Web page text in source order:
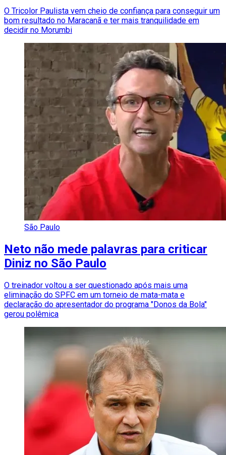
O Tricolor Paulista vem cheio de confiança para conseguir um
bom resultado no Maracanã e ter mais tranquilidade em
decidir no Morumbi
São Paulo
Neto não mede palavras para criticar
Diniz no São Paulo
O treinador voltou a ser questionado após mais uma
eliminação do SPFC em um torneio de mata-mata e
declaração do apresentador do programa "Donos da Bola"
gerou polêmica